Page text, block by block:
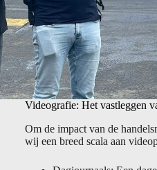
Videografie: Het vastleggen
Om de impact van de
wij een breed scala aan